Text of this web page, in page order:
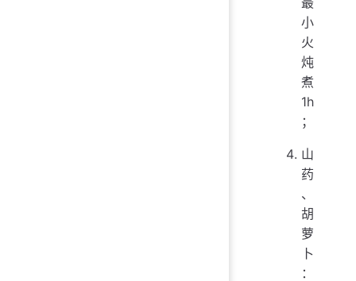
小
火
炖
煮
1h
；
山
药
、
胡
萝
卜
：